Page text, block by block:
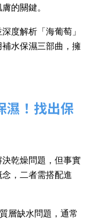
的關鍵。
度解析「海葡萄」
水保濕三部曲，擁
濕！找出保
乾燥問題，但事實
，二者需搭配進
層缺水問題，通常